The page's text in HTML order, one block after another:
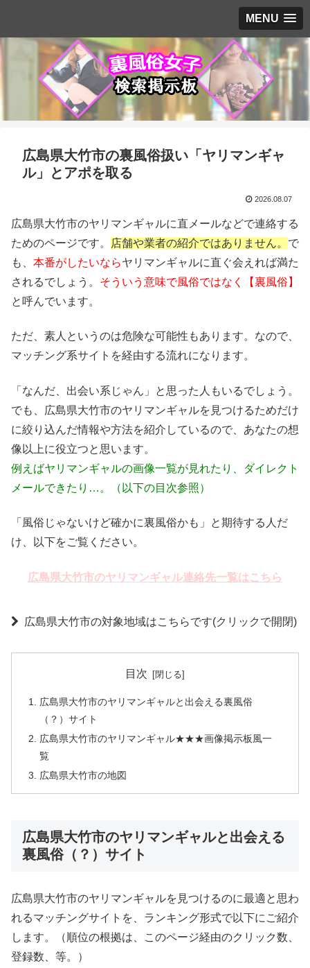
MENU
広島県大竹市の裏風俗扱い「ヤリマンギャ
ル」とアポを取る
2026.08.07
広島県大竹市のヤリマンギャルに直メールなどで連絡する
ためのページです。
店舗や業者の紹介ではありません。 で
も、 本番がしたいならヤリマンギャルに直ぐ会えれば満た
されるでしょう。 そういう意味で風俗ではなく【裏風俗】
と呼んでいます。
ただ、素人というのは危険な可能性もあります。なので、
マッチング系サイトを経由する流れになります。
「なんだ、出会い系じゃん」と思った人もいるでしょう。
でも、広島県大竹市のヤリマンギャルを見つけるためだけ
に絞り込んだ情報や方法を紹介しているので、あなたの想
像以上に役立つと思います。
例えばヤリマンギャルの画像一覧が見れたり、ダイレクト
メールできたり…。（以下の目次参照）
「風俗じゃないけど確かに裏風俗かも」と期待する人だ
け、以下をご覧ください。
広島県大竹市のヤリマンギャル連絡先一覧はこちら
広島県大竹市の対象地域はこちらです(クリックで開閉)
目次
広島県大竹市のヤリマンギャルと出会える裏風俗
（？）サイト
広島県大竹市のヤリマンギャル★★★画像掲示板風一
覧
広島県大竹市の地図
広島県大竹市のヤリマンギャルと出会える
裏風俗（？）サイト
広島県大竹市のヤリマンギャルを見つけるのに最適と思わ
れるマッチングサイトを、ランキング形式で以下にご紹介
します。（順位の根拠は、このページ経由のクリック数、
登録数、等。）